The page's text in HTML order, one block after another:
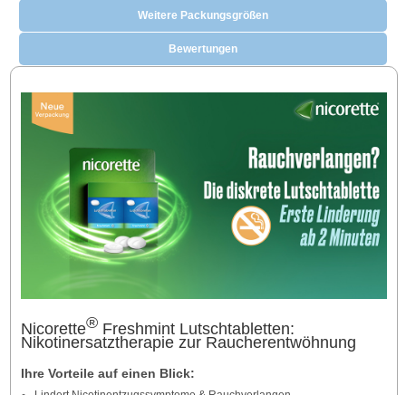
Weitere Packungsgrößen
Bewertungen
Nicorette®Freshmint Lutschtabletten:
Nikotinersatztherapie zur Raucherentwöhnung
Ihre Vorteile auf einen Blick: